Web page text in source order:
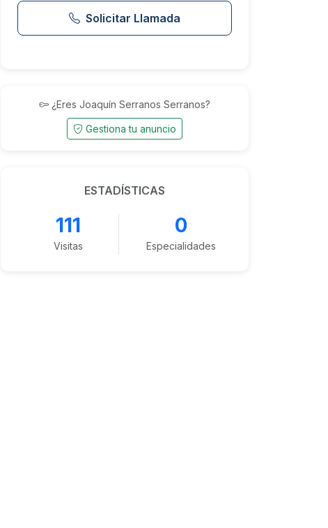
Solicitar Llamada
¿Eres Joaquín Serranos Serranos?
Gestiona tu anuncio
ESTADÍSTICAS
111
Visitas
0
Especialidades